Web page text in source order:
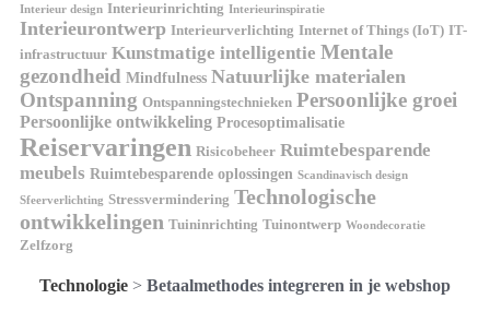
Interieur design Interieurinrichting Interieurinspiratie
Interieurontwerp Interieurverlichting Internet of Things (IoT) IT-
infrastructuur Kunstmatige intelligentie Mentale
gezondheid Mindfulness Natuurlijke materialen
Ontspanning Ontspanningstechnieken Persoonlijke groei
Persoonlijke ontwikkeling Procesoptimalisatie
Reiservaringen Risicobeheer Ruimtebesparende
meubels Ruimtebesparende oplossingen Scandinavisch design
Sfeerverlichting Stressvermindering Technologische
ontwikkelingen Tuininrichting Tuinontwerp Woondecoratie
Zelfzorg
Technologie > Betaalmethodes integreren in je webshop